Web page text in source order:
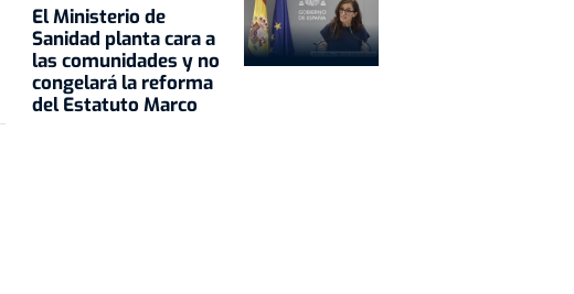
El Ministerio de
Sanidad planta cara a
las comunidades y no
congelará la reforma
del Estatuto Marco